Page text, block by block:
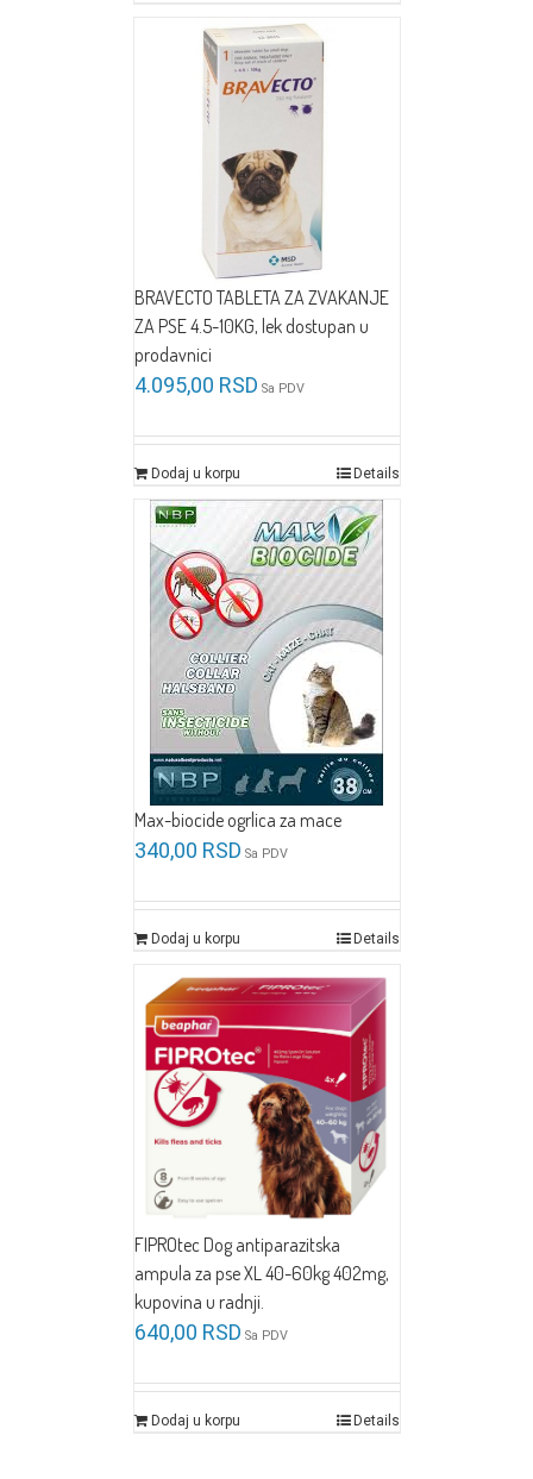
BRAVECTO TABLETA ZA ZVAKANJE
ZA PSE 4.5-10KG, lek dostupan u
prodavnici
4.095,00 RSD Sa PDV
Dodaj u korpu Details
Max-biocide ogrlica za mace
340,00 RSD Sa PDV
Dodaj u korpu Details
FIPROtec Dog antiparazitska
ampula za pse XL 40-60kg 402mg,
kupovina u radnji.
640,00 RSD Sa PDV
Dodaj u korpu Details